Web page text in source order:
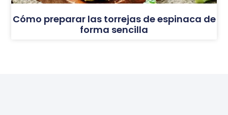
Cómo preparar las torrejas de espinaca de
forma sencilla